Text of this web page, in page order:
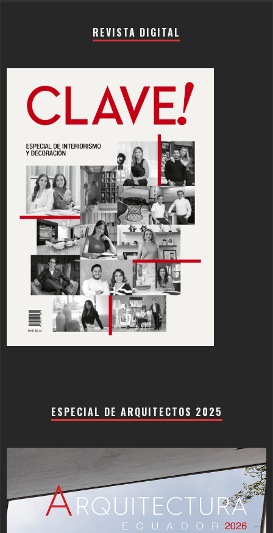
REVISTA DIGITAL
ESPECIAL DE ARQUITECTOS 2025